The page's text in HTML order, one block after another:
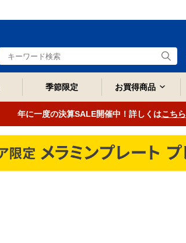
季節限定 お買得商品
年に一度の決算SALE開催中！詳しくはこちら